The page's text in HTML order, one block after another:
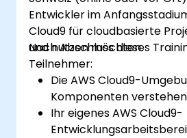
Entwickler im
Cloud9 für cloudbasierte
und nutzen möchten.
Nach Abschluss dieses
Teilnehmer:
Die AWS Cloud9-
Komponenten
Ihr eigenes AWS Cloud9-